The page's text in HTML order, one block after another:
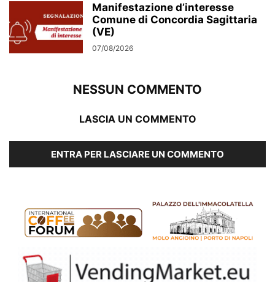
Manifestazione d’interesse
Comune di Concordia Sagittaria
(VE)
07/08/2026
NESSUN COMMENTO
LASCIA UN COMMENTO
ENTRA PER LASCIARE UN COMMENTO